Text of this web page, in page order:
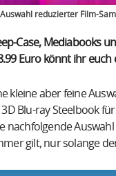
reduzierter Film-
Case, Mediabooks
Euro könnt ihr
kleine aber feine
Blu-ray Steelbook
nachfolgende
gilt, nur solange